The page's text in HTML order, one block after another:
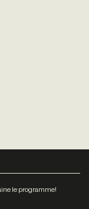
le programme!